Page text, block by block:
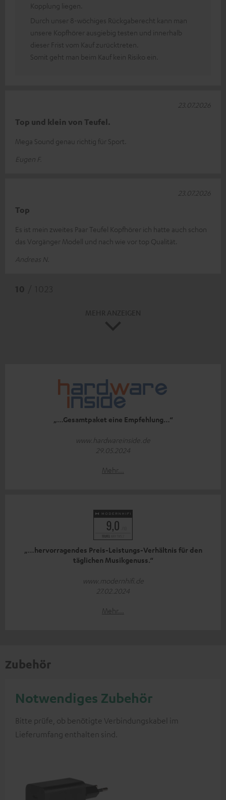
Kopplung liegen.
Durch unser 8-wöchiges Rückgaberecht kann man
unsere Kopfhörer ausgiebig testen und innerhalb
dieser Frist vom Kauf zurücktreten.
Somit geht man beim Kauf kein Risiko ein.
Top und klein von Teufel.
Mega Sound genau richtig für Sport.
Eugen F.
23.07.2026
Top
Es ist mein zweites Paar Teufel Kopfhörer ich hatte auch schon
das Vorgänger Modell und nach wie vor top Qualität.
Andreas N.
23.07.2026
„…Gesamtpaket eine Empfehlung…“
www.hardwareinside.de
29.05.2024
Mehr...
„…hervorragendes Preis-Leistungs-Verhältnis für den
täglichen Musikgenuss.“
www.modernhifi.de
27.02.2024
Mehr...
Zubehör
Notwendiges Zubehör
Bitte prüfe, ob benötigte Verbindungskabel im
Lieferumfang enthalten sind.